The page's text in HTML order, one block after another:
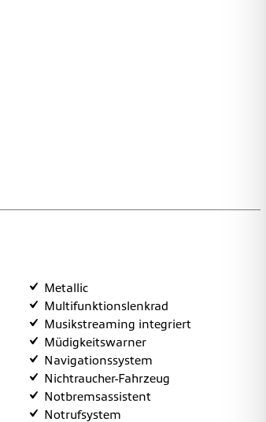
Metallic
Multifunktionslenkrad
Musikstreaming integriert
Müdigkeitswarner
Navigationssystem
Nichtraucher-Fahrzeug
Notbremsassistent
Notrufsystem